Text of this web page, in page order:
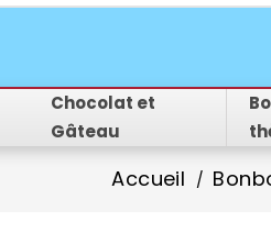
Chocolat et
Gâteau
Accueil